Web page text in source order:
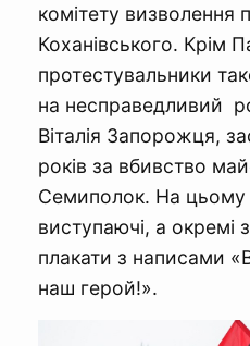
комітету визволення
Коханівського. Крім
протестувальники
на несправедливий
Віталія Запорожця,
років за вбивство
Семиполок. На цьому
виступаючі, а окремі
плакати з написами
наш герой!».